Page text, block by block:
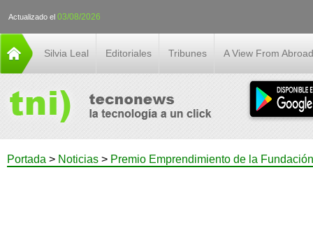
Actualizado el 03/08/2026
Silvia Leal Editoriales Tribunes A View From Abroad
Portada > Noticias > Premio Emprendimiento de la